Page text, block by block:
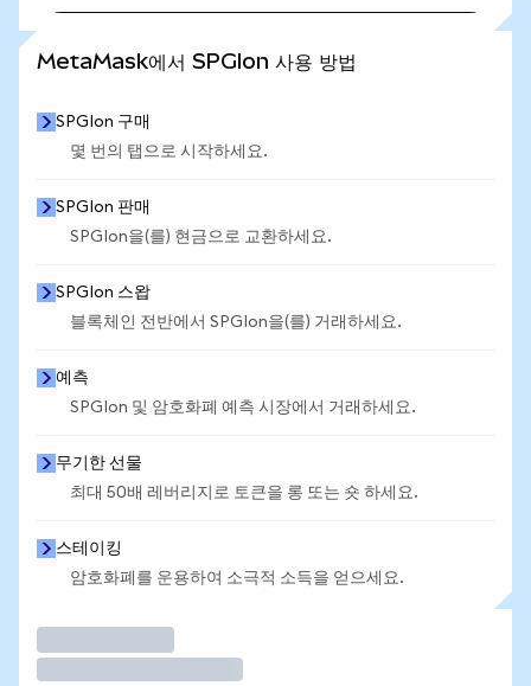
MetaMask에서 SPGIon 사용 방법
SPGIon 구매
몇 번의 탭으로 시작하세요.
SPGIon 판매
SPGIon을(를) 현금으로 교환하세요.
SPGIon 스왑
블록체인 전반에서 SPGIon을(를) 거래하세요.
예측
SPGIon 및 암호화폐 예측 시장에서 거래하세요.
무기한 선물
최대 50배 레버리지로 토큰을 롱 또는 숏 하세요.
스테이킹
암호화폐를 운용하여 소극적 소득을 얻으세요.